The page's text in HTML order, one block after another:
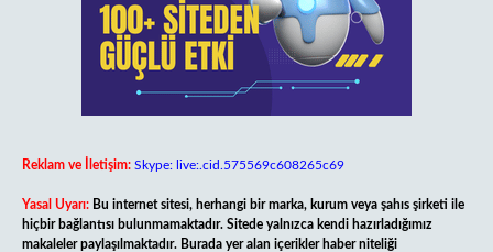
Reklam ve İletişim: Skype: live:.cid.575569c608265c69
Yasal Uyarı: Bu internet sitesi, herhangi bir marka, kurum veya şahıs şirketi ile
hiçbir bağlantısı bulunmamaktadır. Sitede yalnızca kendi hazırladığımız
makaleler paylaşılmaktadır. Burada yer alan içerikler haber niteliği